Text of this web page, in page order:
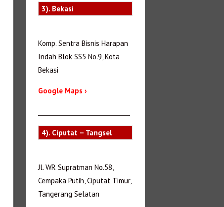
3). Bekasi
Komp. Sentra Bisnis Harapan
Indah Blok SS5 No.9, Kota
Bekasi
Google Maps ›
4). Ciputat – Tangsel
Jl. WR Supratman No.58,
Cempaka Putih, Ciputat Timur,
Tangerang Selatan